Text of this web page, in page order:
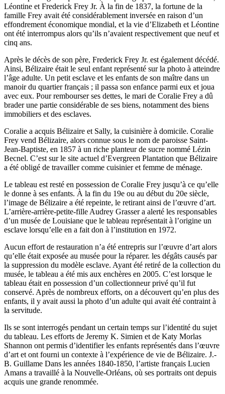
Léontine et Frederick Frey Jr. À la fin de 1837, la fortune de la
famille Frey avait été considérablement inversée en raison d’un
effondrement économique mondial, et la vie d’Elizabeth et Léontine
ont été interrompus alors qu’ils n’avaient respectivement que neuf et
cinq ans.
Après le décès de son père, Frederick Frey Jr. est également décédé.
Ainsi, Bélizaire était le seul enfant représenté sur la photo à atteindre
l’âge adulte. Un petit esclave et les enfants de son maître dans un
manoir du quartier français ; il passa son enfance parmi eux et joua
avec eux. Pour rembourser ses dettes, le mari de Coralie Frey a dû
brader une partie considérable de ses biens, notamment des biens
immobiliers et des esclaves.
Coralie a acquis Bélizaire et Sally, la cuisinière à domicile. Coralie
Frey vend Bélizaire, alors connue sous le nom de paroisse Saint-
Jean-Baptiste, en 1857 à un riche planteur de sucre nommé Lézin
Becnel. C’est sur le site actuel d’Evergreen Plantation que Bélizaire
a été obligé de travailler comme cuisinier et femme de ménage.
Le tableau est resté en possession de Coralie Frey jusqu’à ce qu’elle
le donne à ses enfants. À la fin du 19e ou au début du 20e siècle,
l’image de Bélizaire a été repeinte, le retirant ainsi de l’œuvre d’art.
L’arrière-arrière-petite-fille Audrey Grasser a alerté les responsables
d’un musée de Louisiane que le tableau représentait à l’origine un
esclave lorsqu’elle en a fait don à l’institution en 1972.
Aucun effort de restauration n’a été entrepris sur l’œuvre d’art alors
qu’elle était exposée au musée pour la réparer. les dégâts causés par
la suppression du modèle esclave. Ayant été retiré de la collection du
musée, le tableau a été mis aux enchères en 2005. C’est lorsque le
tableau était en possession d’un collectionneur privé qu’il fut
conservé. Après de nombreux efforts, on a découvert qu’en plus des
enfants, il y avait aussi la photo d’un adulte qui avait été contraint à
la servitude.
Ils se sont interrogés pendant un certain temps sur l’identité du sujet
du tableau. Les efforts de Jeremy K. Simien et de Katy Morlas
Shannon ont permis d’identifier les enfants représentés dans l’œuvre
d’art et ont fourni un contexte à l’expérience de vie de Bélizaire. J.-
B. Guillame Dans les années 1840-1850, l’artiste français Lucien
Amans a travaillé à la Nouvelle-Orléans, où ses portraits ont depuis
acquis une grande renommée.